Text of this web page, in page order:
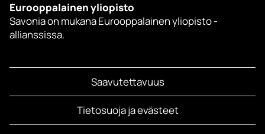
Eurooppalainen yliopisto
Savonia on mukana Eurooppalainen yliopisto -
allianssissa.
Saavutettavuus
Tietosuoja ja evästeet